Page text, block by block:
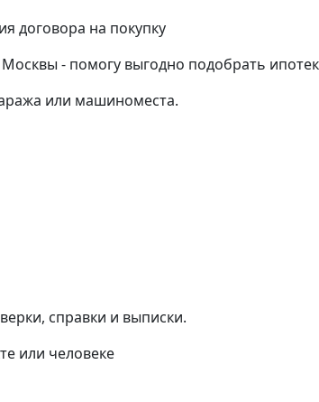
договора на покупку
- помогу выгодно подобрать
или машиноместа.
справки и выписки.
или человеке